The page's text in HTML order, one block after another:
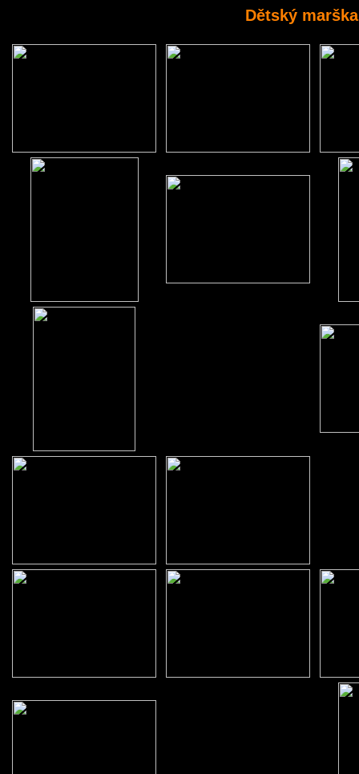
Dětský